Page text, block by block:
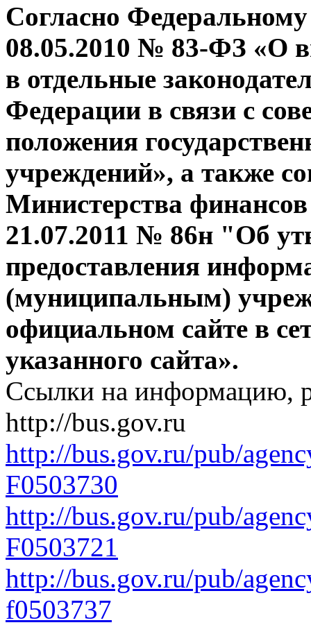
Согласно Федеральному
08.05.2010 № 83-ФЗ «О
в отдельные
Федерации в связи с
положения
учреждений», а также
Министерства
21.07.2011 № 86н "Об
предоставления
(муниципальным)
официальном сайте в
указанного сайта».
Ссылки на информацию,
http://bus.gov.ru
http://bus.gov.ru/pub/
F0503730
http://bus.gov.ru/pub/
F0503721
http://bus.gov.ru/pub/
f0503737